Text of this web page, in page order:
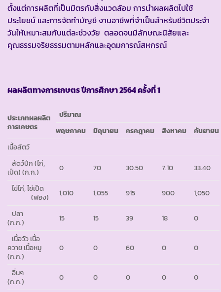
ตั้งแต่การผลิตที่เป็นมิตรกับสิ่งแวดล้อม การนำผลผลิตไปใช้
ประโยชน์ และการจัดทำบัญชี งานอาชีพที่จำเป็นสำหรับชีวิตประจำ
วันให้เหมาะสมกับแต่ละช่วงวัย ตลอดจนมีลักษณะนิสัยและ
คุณธรรมจริยธรรมตามหลักและอุดมการณ์สหกรณ์
ผลผลิตทางการเกษตรปีการศึกษา2564 ครั้งที่ 1
ประเภทผลผลิต
การเกษตร
ปริมาณ
พฤษภาคม
มิถุนายน กรกฎาคม สิงหาคม
กันยายน
เนื้อสัตว์
สัตว์ปีก (ไก่,
เป็ด) (ก.ก.)
0 70 30.50 7.10
33.40
ไข่ไก่, ไข่เป็ด
(ฟอง)
1,010 1,055 915 900
1,050
ปลา
(ก.ก.)
15 15 39 18
0
เนื้อวัว เนื้อ
ควาย เนื้อหมู
(ก.ก.)
0 0 60 0 0
อื่นๆ
(ก.ก.)
0 0 0 0
0